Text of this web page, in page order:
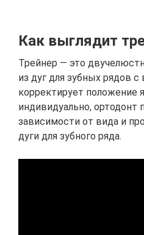
Как выглядит
Трейнер — это
из дуг для зубных рядов
корректирует положение
индивидуально,
зависимости от вида и
дуги для зубного ряда.